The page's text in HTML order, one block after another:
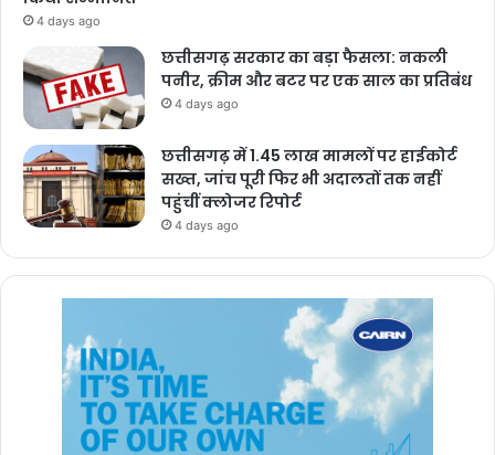
4 days ago
छत्तीसगढ़ सरकार का बड़ा फैसला: नकली
पनीर, क्रीम और बटर पर एक साल का प्रतिबंध
4 days ago
छत्तीसगढ़ में 1.45 लाख मामलों पर हाईकोर्ट
सख्त, जांच पूरी फिर भी अदालतों तक नहीं
पहुंचीं क्लोजर रिपोर्ट
4 days ago